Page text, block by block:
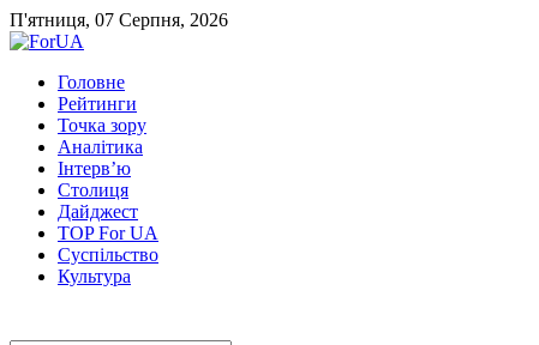
П'ятниця, 07 Серпня, 2026
Головне
Рейтинги
Точка зору
Аналітика
Інтерв’ю
Столиця
Дайджест
TOP For UA
Суспiльство
Культура